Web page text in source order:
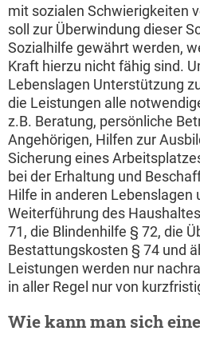
mit sozialen Schwierigkeiten
soll zur Überwindung dieser
Sozialhilfe gewährt werden,
Kraft hierzu nicht fähig sind.
Lebenslagen Unterstützung
die Leistungen alle
z.B. Beratung, persönliche
Angehörigen, Hilfen zur
Sicherung eines
bei der Erhaltung und
Hilfe in anderen Lebenslagen
Weiterführung des
71, die Blindenhilfe § 72, die
Bestattungskosten § 74 und
Leistungen werden nur
in aller Regel nur von
Wie kann man sich